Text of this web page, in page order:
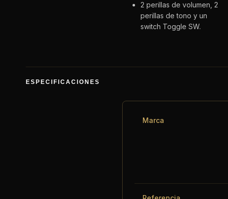
2 perillas de volumen, 2
perillas de tono y un
switch Toggle SW.
ESPECIFICACIONES
Marca